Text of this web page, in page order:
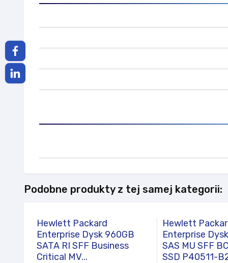
Podobne produkty z tej samej kategorii:
Hewlett Packard
Enterprise Dysk 960GB
SATA RI SFF Business
Critical MV...
Hewlett
Enterprise
SAS MU SFF
SSD P40511-